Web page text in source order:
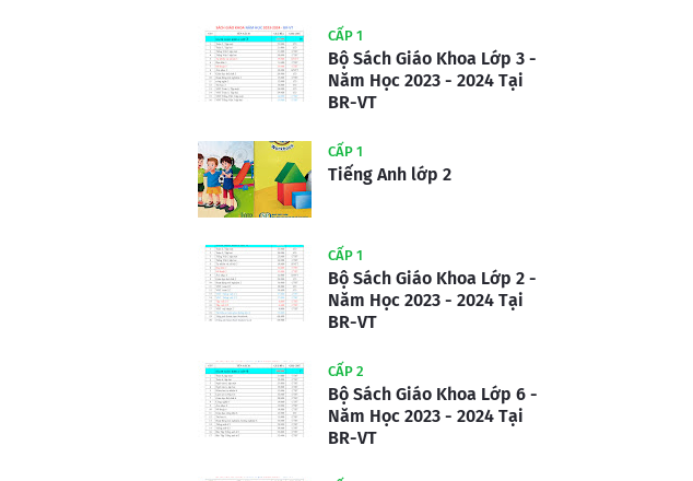
CẤP 1
Bộ Sách Giáo Khoa Lớp 3 -
Năm Học 2023 - 2024 Tại
BR-VT
CẤP 1
Tiếng Anh lớp 2
CẤP 1
Bộ Sách Giáo Khoa Lớp 2 -
Năm Học 2023 - 2024 Tại
BR-VT
CẤP 2
Bộ Sách Giáo Khoa Lớp 6 -
Năm Học 2023 - 2024 Tại
BR-VT